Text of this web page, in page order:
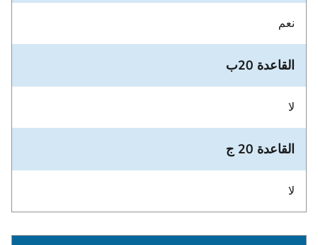
نعم
القاعدة 20ب
لا
القاعدة 20 ج
لا